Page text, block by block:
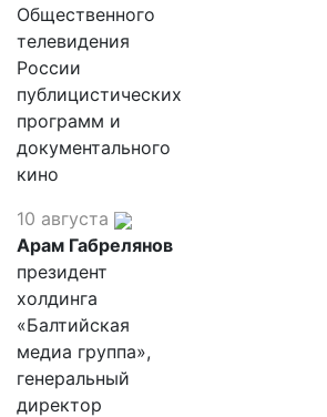
Общественного
телевидения
России
публицистических
программ и
документального
кино
10 августа
Арам Габрелянов
президент
холдинга
«Балтийская
медиа группа»,
генеральный
директор